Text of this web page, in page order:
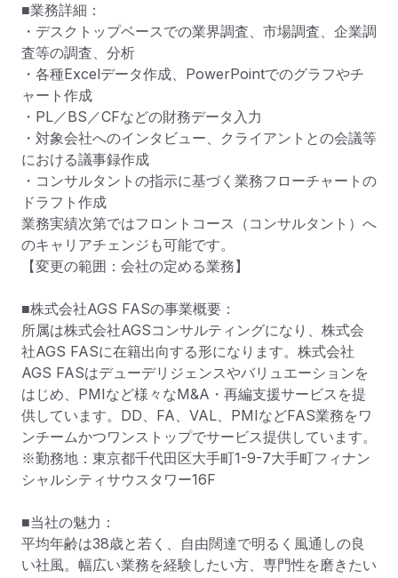
■業務詳細：
・デスクトップベースでの業界調査、市場調査、企業調
査等の調査、分析
・各種Excelデータ作成、PowerPointでのグラフやチ
ャート作成
・PL／BS／CFなどの財務データ入力
・対象会社へのインタビュー、クライアントとの会議等
における議事録作成
・コンサルタントの指示に基づく業務フローチャートの
ドラフト作成
業務実績次第ではフロントコース（コンサルタント）へ
のキャリアチェンジも可能です。
【変更の範囲：会社の定める業務】
■株式会社AGS FASの事業概要：
所属は株式会社AGSコンサルティングになり、株式会
社AGS FASに在籍出向する形になります。株式会社
AGS FASはデューデリジェンスやバリュエーションを
はじめ、PMIなど様々なM&A・再編支援サービスを提
供しています。DD、FA、VAL、PMIなどFAS業務をワ
ンチームかつワンストップでサービス提供しています。
※勤務地：東京都千代田区大手町1-9-7大手町フィナン
シャルシティサウスタワー16F
■当社の魅力：
平均年齢は38歳と若く、自由闊達で明るく風通しの良
い社風。幅広い業務を経験したい方、専門性を磨きたい